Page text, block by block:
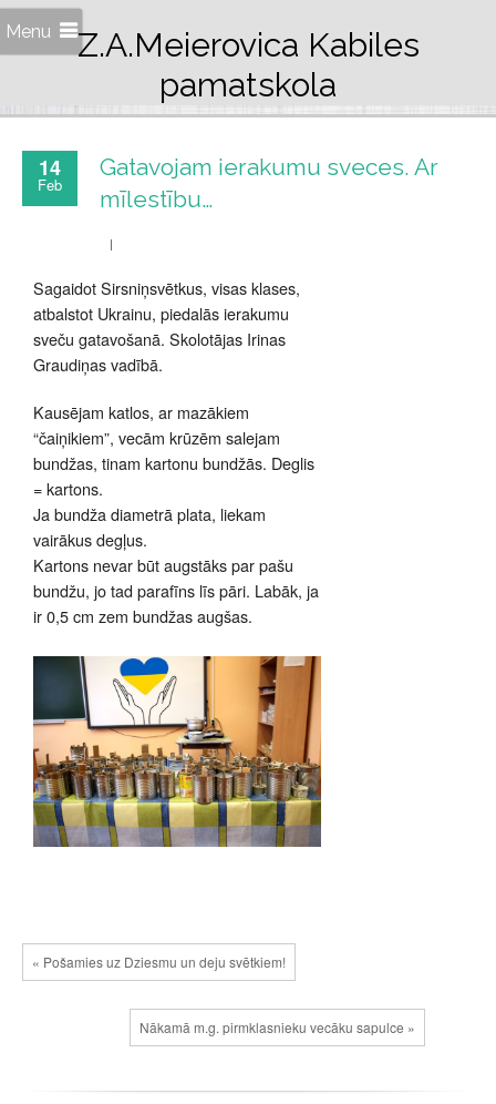
Menu
Z.A.Meierovica Kabiles
pamatskola
14
Feb
Gatavojam ierakumu sveces. Ar
mīlestību…
Sagaidot Sirsniņsvētkus, visas klases,
atbalstot Ukrainu, piedalās ierakumu
sveču gatavošanā. Skolotājas Irinas
Graudiņas vadībā.
Kausējam katlos, ar mazākiem
“čaiņikiem”, vecām krūzēm salejam
bundžas, tinam kartonu bundžās. Deglis
= kartons.
Ja bundža diametrā plata, liekam
vairākus degļus.
Kartons nevar būt augstāks par pašu
bundžu, jo tad parafīns līs pāri. Labāk, ja
ir 0,5 cm zem bundžas augšas.
« Pošamies uz Dziesmu un deju svētkiem!
Nākamā m.g. pirmklasnieku vecāku sapulce »